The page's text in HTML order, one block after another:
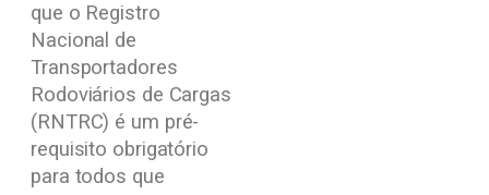
que o Registro
Nacional de
Transportadores
Rodoviários de Cargas
(RNTRC) é um pré-
requisito obrigatório
para todos que